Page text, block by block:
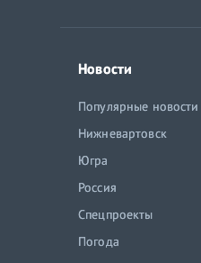
Новости
Популярные новости
Нижневартовск
Югра
Россия
Спецпроекты
Погода